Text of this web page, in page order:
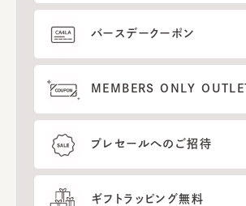
バースデークーポン
MEMBERS ONLY
プレセールへのご招待
ギフトラッピング無料